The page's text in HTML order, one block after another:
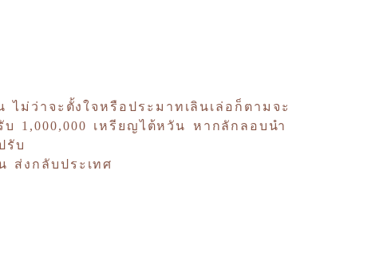
ม่ว่าจะตั้งใจหรือประมาทเลินเล่อก็ตามจะ
1,000,000 เหรียญไต้หวัน หากลักลอบนำ
รับ
ส่งกลับประเทศ